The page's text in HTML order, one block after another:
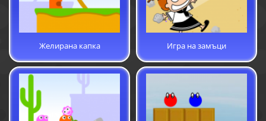
Желирана капка Игра на замъци